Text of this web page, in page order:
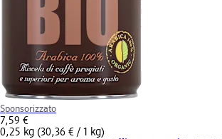
Sponsorizzato
7,59 €
0,25 kg (30,36 € / 1 kg)